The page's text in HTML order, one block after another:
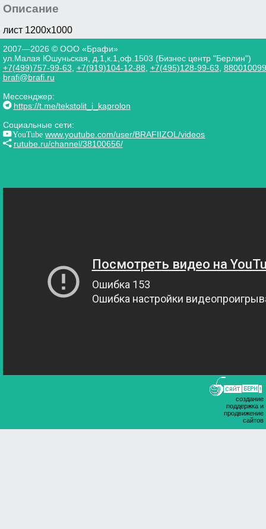
Описание
лист 1200х1000
2007—2026 © ООО «Брафи»
ул.Малая Юшуньская, д.1,к.1,оф.1503 (Бизнес центр "Берлин")
+7(499)757-99-63 +7(919)104-12-88 +7(495)128-99-63
brafi@brafi.ru
Мессенджер:
https://t.me/tekstolit_i_kaprolon
Социальные сети:
YouTube www.youtube.com/user/BRAFIIZOL/videos
rutube.ru/channel/38100656/
создание
поддержка и
продвижение
сайтов